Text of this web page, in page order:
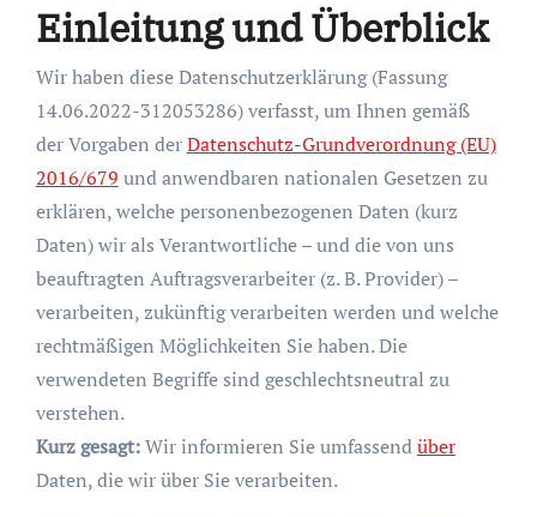
Einleitung und Überblick
Wir haben diese Datenschutzerklärung (Fassung
14.06.2022-312053286) verfasst, um Ihnen gemäß
der Vorgaben derDatenschutz-Grundverordnung (EU)
2016/679 und anwendbaren nationalen Gesetzen zu
erklären, welche personenbezogenen Daten (kurz
Daten) wir als Verantwortliche – und die von uns
beauftragten Auftragsverarbeiter (z. B. Provider) –
verarbeiten, zukünftig verarbeiten werden und welche
rechtmäßigen Möglichkeiten Sie haben. Die
verwendeten Begriffe sind geschlechtsneutral zu
verstehen.
Kurz gesagt:Wir informieren Sie umfassendüber
Daten, die wir über Sie verarbeiten.